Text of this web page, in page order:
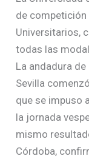
de competición
Universitarios,
todas las
La andadura
Sevilla
que se impuso
la jornada
mismo
Córdoba,